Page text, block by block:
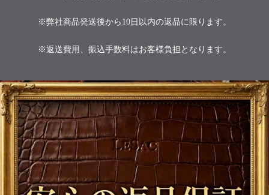
※弊社商品発送後から10日以内の返品に限ります。
※返送費用、振込手数料はお客様負担となります。